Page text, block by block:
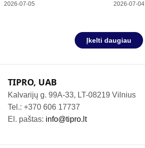
2026-07-05 2026-07-04
Įkelti daugiau
TIPRO, UAB
Kalvarijų g. 99A-33, LT-08219 Vilnius
Tel.: +370 606 17737
El. paštas: info@tipro.lt